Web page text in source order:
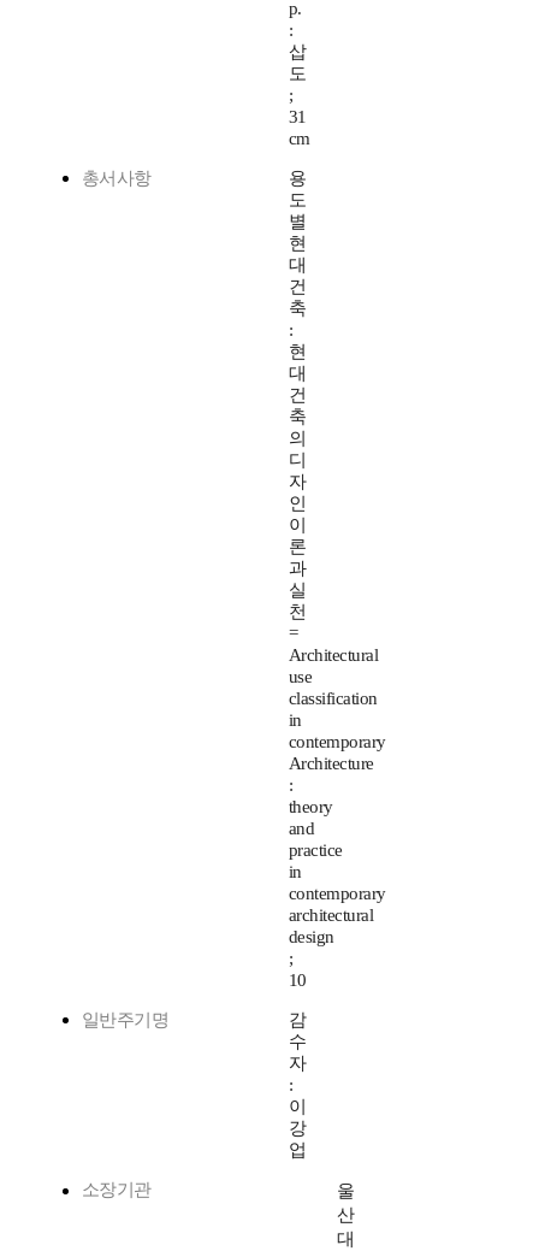
p.
:
삽
도
;
31
cm
총서사항
용
도
별
현
대
건
축
:
현
대
건
축
의
디
자
인
이
론
과
실
천
=
Architectural
use
classification
in
contemporary
Architecture
:
theory
and
practice
in
contemporary
architectural
design
;
10
일반주기명
감
수
자
:
이
강
업
소장기관
울
산
대